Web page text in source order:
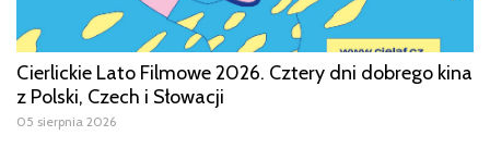
Cierlickie Lato Filmowe 2026. Cztery dni dobrego kina
z Polski, Czech i Słowacji
05 sierpnia 2026